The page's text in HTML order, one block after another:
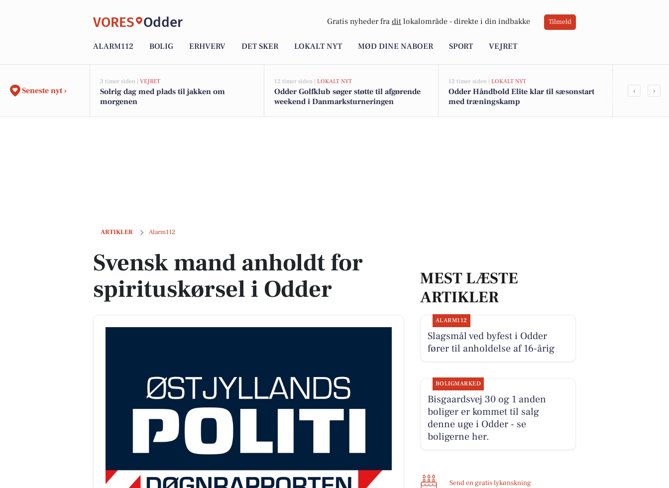
VORES Odder Gratis nyheder fra dit lokalområde - direkte i din indbakke Tilmeld
ALARM112 BOLIG ERHVERV DET SKER LOKALT NYT MØD DINE NABOER SPORT VEJRET
Seneste nyt ›
3 timer siden | VEJRET
Solrig dag med plads til jakken om
morgenen
12 timer siden | LOKALT NYT
Odder Golfklub søger støtte til afgørende
weekend i Danmarksturneringen
12 timer siden | LOKALT NYT
Odder Håndbold Elite klar til sæsonstart
med træningskamp
Tilmelding
‹ ›
ARTIKLER Alarm112
Svensk mand anholdt for spirituskørsel i Odder
Svensk mand anholdt for
spirituskørsel i Odder
MEST LÆSTE
ARTIKLER
ALARM112
Slagsmål ved byfest i Odder
fører til anholdelse af 16-årig
BOLIGMARKED
Bisgaardsvej 30 og 1 anden
boliger er kommet til salg
denne uge i Odder - se
boligerne her.
Send en gratis lykønskning